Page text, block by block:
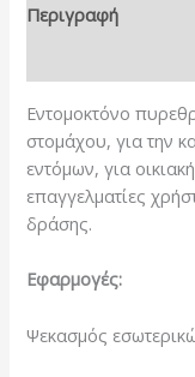
Περιγραφή
Εντομοκτόνο
στομάχου, για την
εντόμων, για
επαγγελματίες
δράσης.
Εφαρμογές:
Ψεκασμός